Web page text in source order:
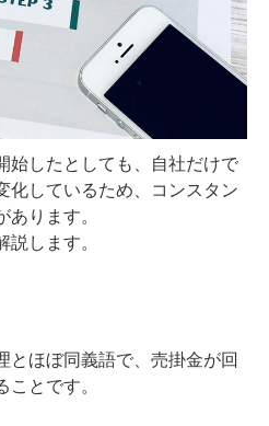
始したとしても、自社だけで
化しているため、コンスタン
ります。
します。
とほぼ同義語で、売掛金が回
とです。